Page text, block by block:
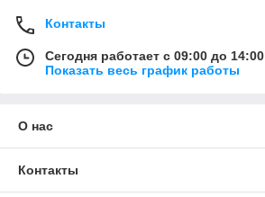
Контакты
Сегодня работает с 09:00 до 14:00
Показать весь график работы
О нас
Контакты